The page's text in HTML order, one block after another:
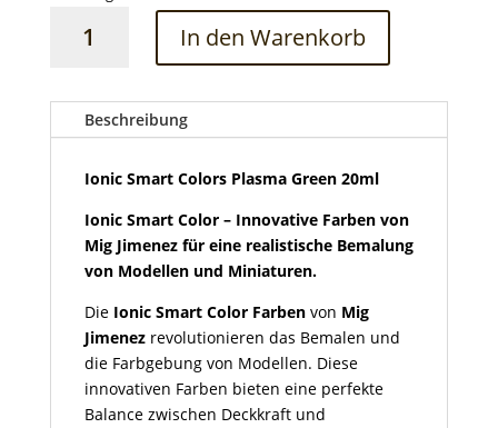
Smart
Green
Menge
In den Warenkorb
Beschreibung
Ionic Smart Colors Plasma Green 20ml
Ionic Smart Color – Innovative Farben von
Mig Jimenez für eine realistische Bemalung
von Modellen und Miniaturen.
Die Ionic Smart Color Farbenvon Mig
Jimenezrevolutionieren das Bemalen und
die Farbgebung von Modellen. Diese
innovativen Farben bieten eine perfekte
Balance zwischen Deckkraft und